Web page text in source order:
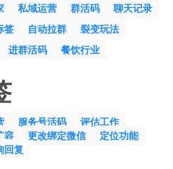
私域运营 群活码
聊天记录
签 自动拉群
裂变玩法
进群活码 餐饮行业
服务号活码
评估工作
容 更改绑定微信
定位功能
回复